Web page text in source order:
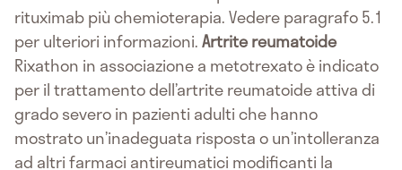
rituximab più chemioterapia. Vedere paragrafo 5.1
per ulteriori informazioni.Artrite reumatoide
Rixathon in associazione a metotrexato è indicato
per il trattamento dell’artrite reumatoide attiva di
grado severo in pazienti adulti che hanno
mostrato un’inadeguata risposta o un’intolleranza
ad altri farmaci antireumatici modificanti la